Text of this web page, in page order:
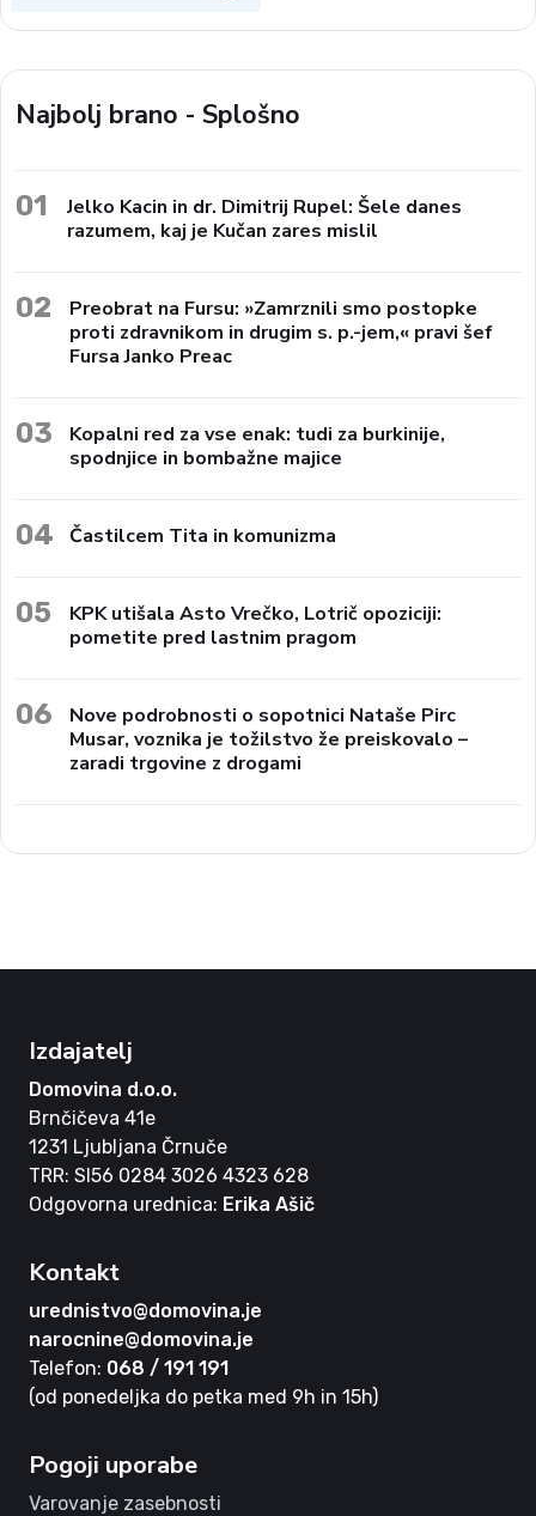
Najbolj brano - Splošno
01
Jelko Kacin in dr. Dimitrij Rupel: Šele danes
razumem, kaj je Kučan zares mislil
02
Preobrat na Fursu: »Zamrznili smo postopke
proti zdravnikom in drugim s. p.-jem,« pravi šef
Fursa Janko Preac
03
Kopalni red za vse enak: tudi za burkinije,
spodnjice in bombažne majice
04 Častilcem Tita in komunizma
05
KPK utišala Asto Vrečko, Lotrič opoziciji:
pometite pred lastnim pragom
06
Nove podrobnosti o sopotnici Nataše Pirc
Musar, voznika je tožilstvo že preiskovalo –
zaradi trgovine z drogami
Izdajatelj
Domovina d.o.o.
Brnčičeva 41e
1231 Ljubljana Črnuče
TRR: SI56 0284 3026 4323 628
Odgovorna urednica: Erika Ašič
Kontakt
urednistvo@domovina.je
narocnine@domovina.je
Telefon: 068 / 191 191
(od ponedeljka do petka med 9h in 15h)
Pogoji uporabe
Varovanje zasebnosti